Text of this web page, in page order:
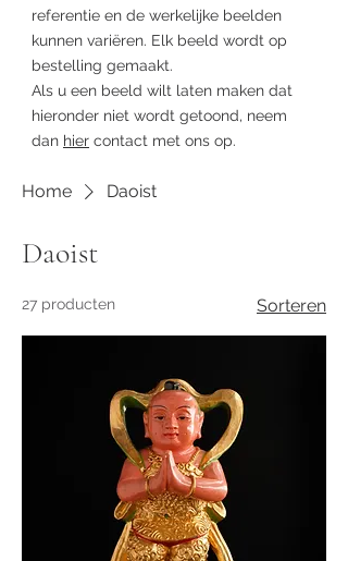
referentie en de werkelijke beelden
kunnen variëren. Elk beeld wordt op
bestelling gemaakt.
Als u een beeld wilt laten maken dat
hieronder niet wordt getoond, neem
dan hier contact met ons op.
Home Daoist
Daoist
27 producten Sorteren